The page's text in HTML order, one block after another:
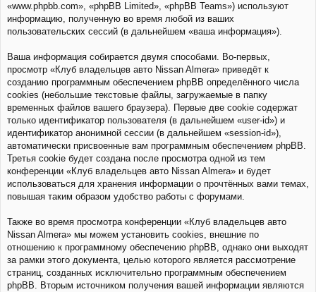
«www.phpbb.com», «phpBB Limited», «phpBB Teams») используют
информацию, полученную во время любой из ваших
пользовательских сессий (в дальнейшем «ваша информация»).
Ваша информация собирается двумя способами. Во-первых,
просмотр «Клуб владельцев авто Nissan Almera» приведёт к
созданию программным обеспечением phpBB определённого числа
cookies (небольшие текстовые файлы, загружаемые в папку
временных файлов вашего браузера). Первые две cookie содержат
только идентификатор пользователя (в дальнейшем «user-id») и
идентификатор анонимной сессии (в дальнейшем «session-id»),
автоматически присвоенные вам программным обеспечением phpBB.
Третья cookie будет создана после просмотра одной из тем
конференции «Клуб владельцев авто Nissan Almera» и будет
использоваться для хранения информации о прочтённых вами темах,
повышая таким образом удобство работы с форумами.
Также во время просмотра конференции «Клуб владельцев авто
Nissan Almera» мы можем установить cookies, внешние по
отношению к программному обеспечению phpBB, однако они выходят
за рамки этого документа, целью которого является рассмотрение
страниц, созданных исключительно программным обеспечением
phpBB. Вторым источником получения вашей информации являются